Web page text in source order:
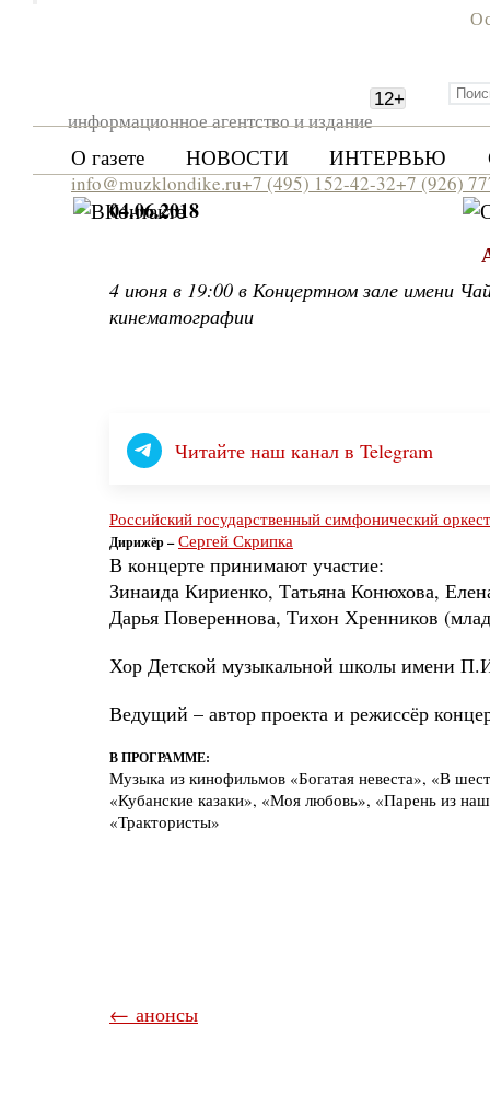
информационное агентство и издание
12+
О газете НОВОСТИ ИНТЕРВЬЮ
info@muzklondike.ru+7 (495) 152-42-32+7 (926)
04.06.2018
4 июня в 19:00 в Концертном зале имени
кинематографии
Читайте наш канал в Telegram
Российский государственный симфонический
Дирижёр –Сергей Скрипка
В концерте принимают участие:
Зинаида Кириенко, Татьяна Конюхова,
Дарья Повереннова, Тихон Хренников
Хор Детской музыкальной школы имени
Ведущий – автор проекта и режиссёр
В ПРОГРАММЕ:
Музыка из кинофильмов «Богатая невеста», «В
«Кубанские казаки», «Моя любовь», «Парень из
«Трактористы»
← анонсы